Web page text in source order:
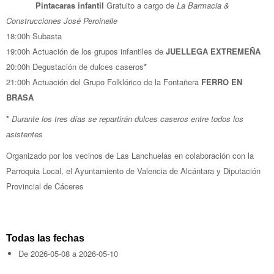
Pintacaras infantil Gratuito a cargo de La Barmacia &
Construcciones José Peroinelle
18:00h Subasta
19:00h Actuación de los grupos infantiles de JUELLEGA EXTREMEÑA
20:00h Degustación de dulces caseros*
21:00h Actuación del Grupo Folklórico de la Fontañera FERRO EN
BRASA
* Durante los tres días se repartirán dulces caseros entre todos los
asistentes
Organizado por los vecinos de Las Lanchuelas en colaboración con la
Parroquia Local, el Ayuntamiento de Valencia de Alcántara y Diputación
Provincial de Cáceres
Todas las fechas
De 2026-05-08 a 2026-05-10